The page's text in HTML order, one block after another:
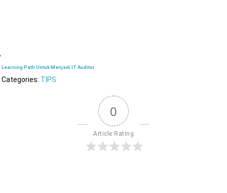
Learning Path Untuk Menjadi IT Auditor
Categories: TIPS
0
Article Rating